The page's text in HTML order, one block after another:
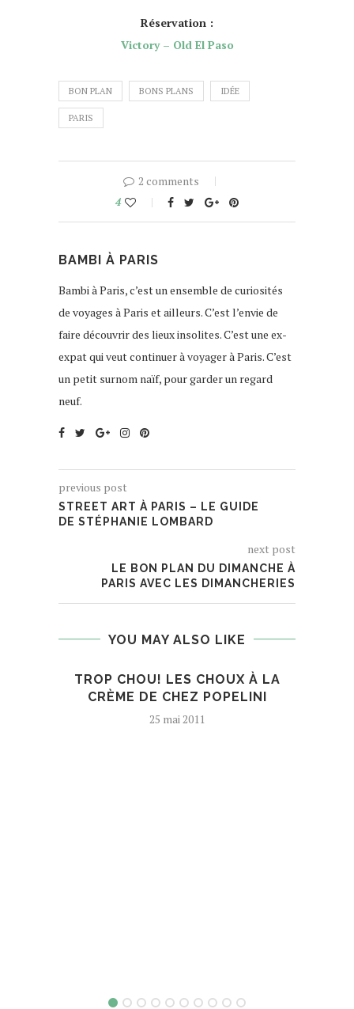
Réservation :
Victory – Old El Paso
BON PLAN BONS PLANS IDÉE
PARIS
2 comments
4
BAMBI À PARIS
Bambi à Paris, c’est un ensemble de curiosités
de voyages à Paris et ailleurs. C’est l’envie de
faire découvrir des lieux insolites. C’est une ex-
expat qui veut continuer à voyager à Paris. C’est
un petit surnom naïf, pour garder un regard
neuf.
previous post
STREET ART À PARIS – LE GUIDE
DE STÉPHANIE LOMBARD
next post
LE BON PLAN DU DIMANCHE À
PARIS AVEC LES DIMANCHERIES
YOU MAY ALSO LIKE
TROP CHOU! LES CHOUX À LA
CRÈME DE CHEZ POPELINI
25 mai 2011